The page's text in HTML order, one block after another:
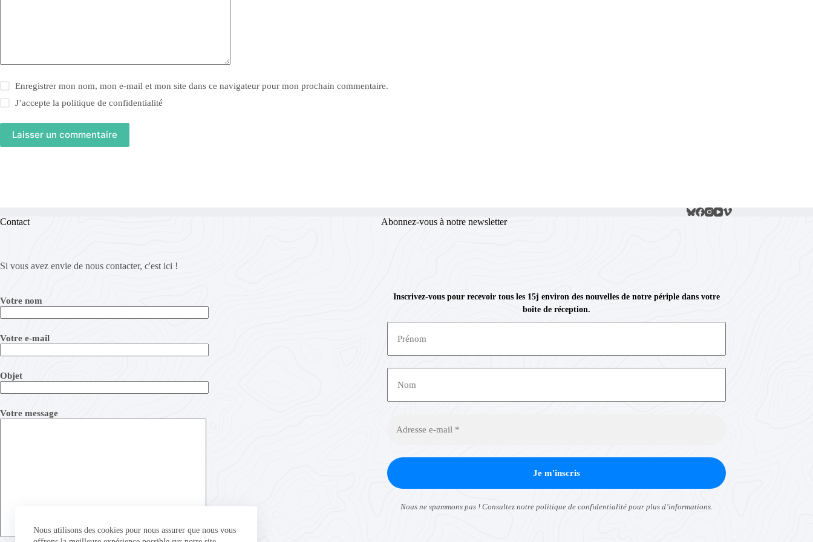
Nous utilisons des cookies pour nous assurer que nous vous
Enregistrer mon nom, mon e-mail et mon site dans ce navigateur pour mon prochain commentaire.
J’accepte lapolitique de confidentialité
Laisser un commentaire
Contact
Si vous avez envie de nous contacter, c'est ici !
Votre nom
Votre e-mail
Objet
Votre message
Abonnez-vous à notre newsletter
Inscrivez-vous pour recevoir tous les 15j environ des nouvelles de notre périple dans votre
boîte de réception.
Nous ne spammons pas ! Consultez notre politique de confidentialitépour plus d’informations.